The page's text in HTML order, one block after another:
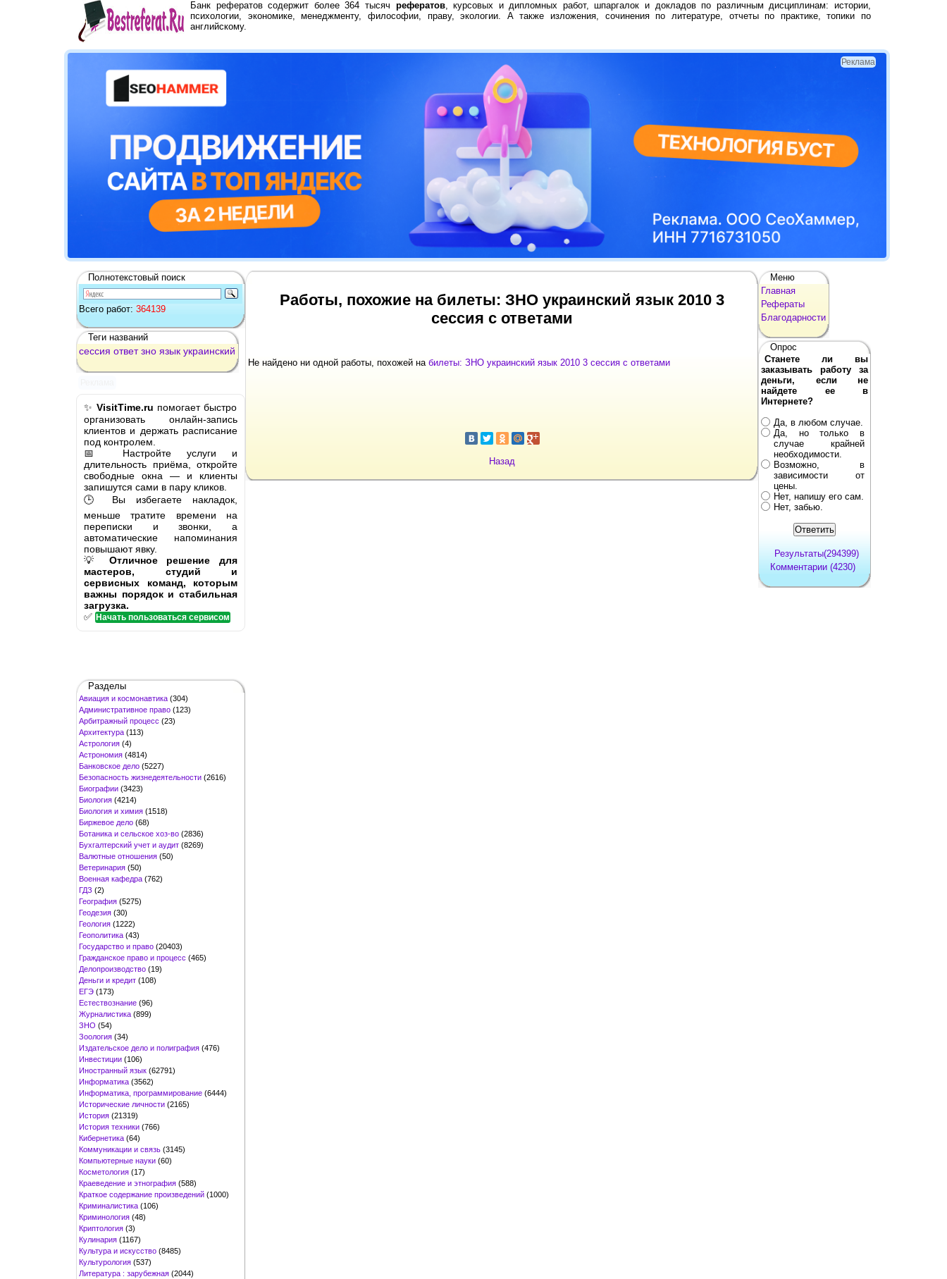
Банк рефератов содержит более 364 тысяч рефератов, курсовых и дипломных работ, шпаргалок и докладов по различным дисциплинам: истории,
психологии, экономике, менеджменту, философии, праву, экологии. А также изложения, сочинения по литературе, отчеты по практике, топики по
английскому.
Реклама
Полнотекстовый поиск
Всего работ: 364139
Теги названий
сессия ответ зно язык украинский
✨ VisitTime.ru помогает быстро
организовать онлайн-запись
клиентов и держать расписание
под контролем.
📅 Настройте услуги и
длительность приёма, откройте
свободные окна — и клиенты
запишутся сами в пару кликов.
🕒 Вы избегаете накладок,
меньше тратите времени на
переписки и звонки, а
автоматические напоминания
повышают явку.
💡 Отличное решение для
мастеров, студий и
сервисных команд, которым
важны порядок и стабильная
загрузка.
✅ Начать пользоваться сервисом
Разделы
Авиация и космонавтика (304)
Административное право (123)
Арбитражный процесс (23)
Архитектура (113)
Астрология (4)
Астрономия (4814)
Банковское дело (5227)
Безопасность жизнедеятельности (2616)
Биографии (3423)
Биология (4214)
Биология и химия (1518)
Биржевое дело (68)
Ботаника и сельское хоз-во (2836)
Бухгалтерский учет и аудит (8269)
Валютные отношения (50)
Ветеринария (50)
Военная кафедра (762)
ГДЗ (2)
География (5275)
Геодезия (30)
Геология (1222)
Геополитика (43)
Государство и право (20403)
Гражданское право и процесс (465)
Делопроизводство (19)
Деньги и кредит (108)
ЕГЭ (173)
Естествознание (96)
Журналистика (899)
ЗНО (54)
Зоология (34)
Издательское дело и полиграфия (476)
Инвестиции (106)
Иностранный язык (62791)
Информатика (3562)
Информатика, программирование (6444)
Исторические личности (2165)
История (21319)
История техники (766)
Кибернетика (64)
Коммуникации и связь (3145)
Компьютерные науки (60)
Косметология (17)
Краеведение и этнография (588)
Краткое содержание произведений (1000)
Криминалистика (106)
Криминология (48)
Криптология (3)
Кулинария (1167)
Культура и искусство (8485)
Культурология (537)
Литература : зарубежная (2044)
Работы, похожие на билеты: ЗНО украинский язык 2010 3
сессия с ответами
Не найдено ни одной работы, похожей на билеты: ЗНО украинский язык 2010 3 сессия с ответами
Назад
Меню
Главная
Рефераты
Благодарности
Опрос
Станете ли вы
заказывать работу за
деньги, если не
найдете ее в
Интернете?
Да, в любом случае.
Да, но только в
случае крайней
необходимости.
Возможно, в
зависимости от
цены.
Нет, напишу его сам.
Нет, забью.
Результаты(294399)
Комментарии (4230)